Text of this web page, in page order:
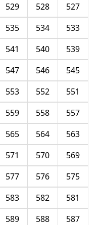
527
528
529
533
534
535
539
540
541
545
546
547
551
552
553
557
558
559
563
564
565
569
570
571
575
576
577
581
582
583
587
588
589